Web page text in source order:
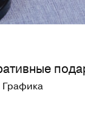
79
Графика